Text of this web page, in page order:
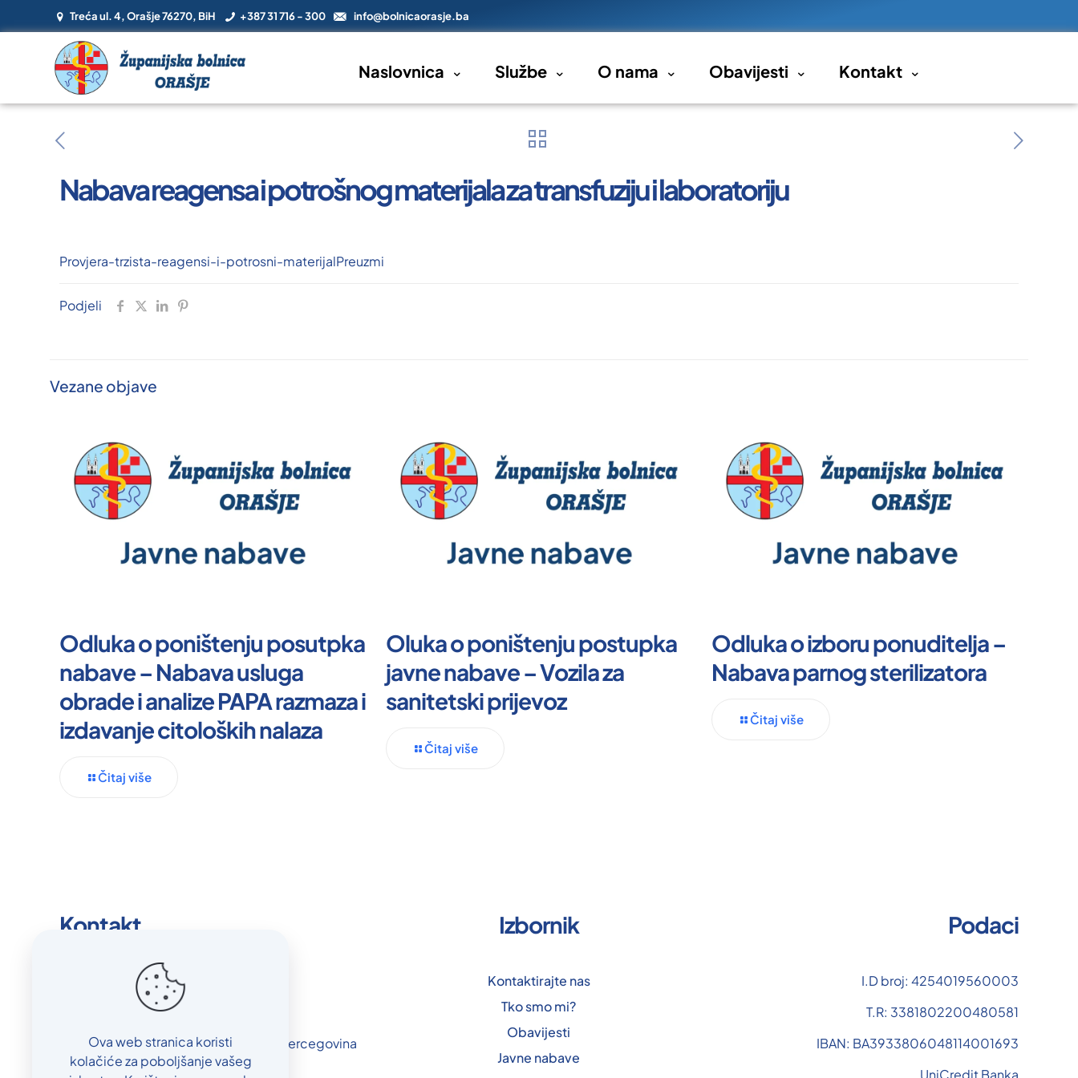
Treća ul. 4, Orašje 76270, BiH +387 31 716 - 300 info@bolnicaorasje.ba
Naslovnica Službe O nama Obavijesti Kontakt
Nabava reagensa i potrošnog materijala za transfuziju i laboratoriju
Provjera-trzista-reagensi-i-potrosni-materijalPreuzmi
Podjeli
Vezane objave
Odluka o poništenju posutpka
nabave – Nabava usluga
obrade i analize PAPA razmaza i
izdavanje citoloških nalaza
Čitaj više
Oluka o poništenju postupka
javne nabave – Vozila za
sanitetski prijevoz
Čitaj više
Odluka o izboru ponuditelja –
Nabava parnog sterilizatora
Čitaj više
Kontakt
info@bolnicaorasje.ba
+387 31 716-300
Treća ul. 4, Orašje 76270, Bosna i Hercegovina
Otvoreno od 0 do 24
Izbornik
Kontaktirajte nas
Tko smo mi?
Obavijesti
Javne nabave
Podaci
I.D broj: 4254019560003
T.R: 3381802200480581
IBAN: BA3933806048114001693
UniCredit Banka
Ova web stranica koristi
kolačiće za poboljšanje vašeg